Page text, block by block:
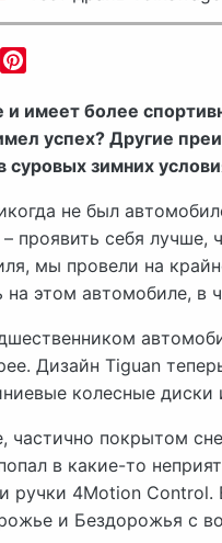
Odnoklassniki
имеет более
успех? Другие
суровых зимних
не был
проявить себя
мы провели на
на этом автомобиле, в
Дизайн Tiguan
колесные диски
частично покрытом
в какие-то
ручки 4Motion
и Бездорожья с